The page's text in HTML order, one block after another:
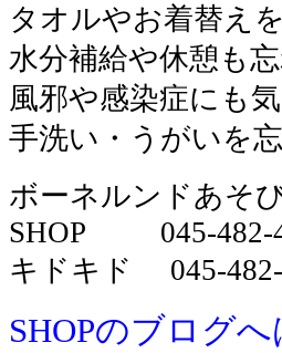
タオルやお着替え
水分補給や休憩も
風邪や感染症にも
手洗い・うがいを
ボーネルンドあそ
SHOP 045-482-
キドキド 045-482-
SHOPのブログ